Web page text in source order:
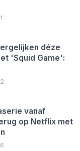
déze
'Squid Game':
vanaf
op Netflix met